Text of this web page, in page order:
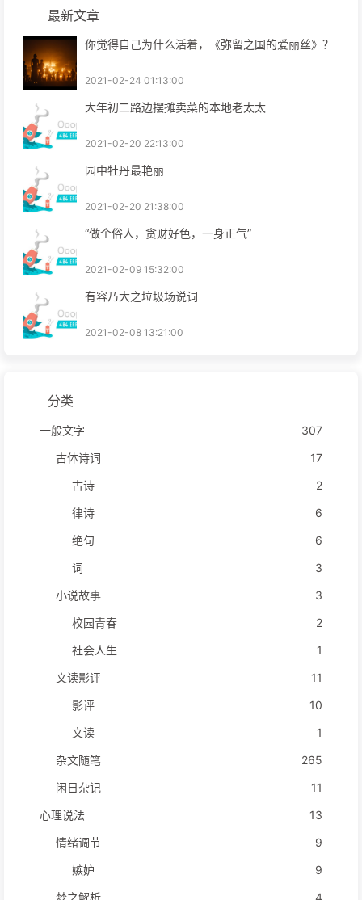
最新文章
你觉得自己为什么活着，《弥留之国的爱丽丝》？
2021-02-24 01:13:00
大年初二路边摆摊卖菜的本地老太太
2021-02-20 22:13:00
园中牡丹最艳丽
2021-02-20 21:38:00
“做个俗人，贪财好色，一身正气”
2021-02-09 15:32:00
有容乃大之垃圾场说词
2021-02-08 13:21:00
分类
一般文字
307
古体诗词
17
古诗
2
律诗
6
绝句
6
词
3
小说故事
3
校园青春
2
社会人生
1
文读影评
11
影评
10
文读
1
杂文随笔
265
闲日杂记
11
心理说法
13
情绪调节
9
嫉妒
9
梦之解析
4